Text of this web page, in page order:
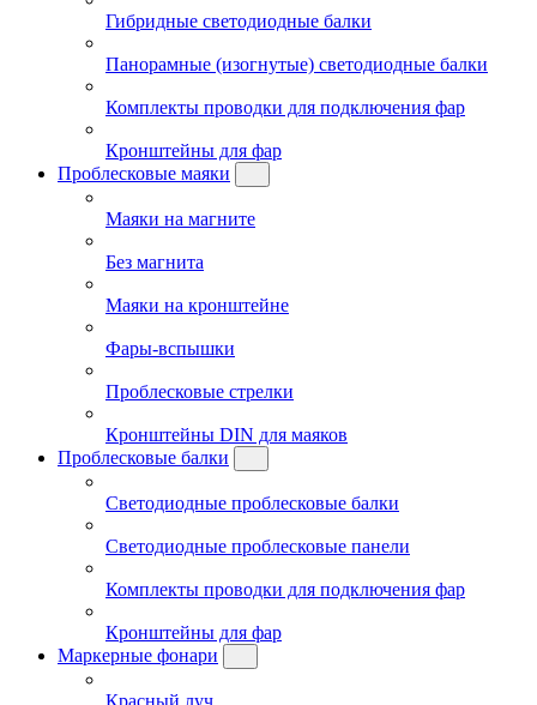
Гибридные светодиодные балки
Панорамные (изогнутые) светодиодные балки
Комплекты проводки для подключения фар
Кронштейны для фар
Проблесковые маяки
Маяки на магните
Без магнита
Маяки на кронштейне
Фары-вспышки
Проблесковые стрелки
Кронштейны DIN для маяков
Проблесковые балки
Светодиодные проблесковые балки
Светодиодные проблесковые панели
Комплекты проводки для подключения фар
Кронштейны для фар
Маркерные фонари
Красный луч